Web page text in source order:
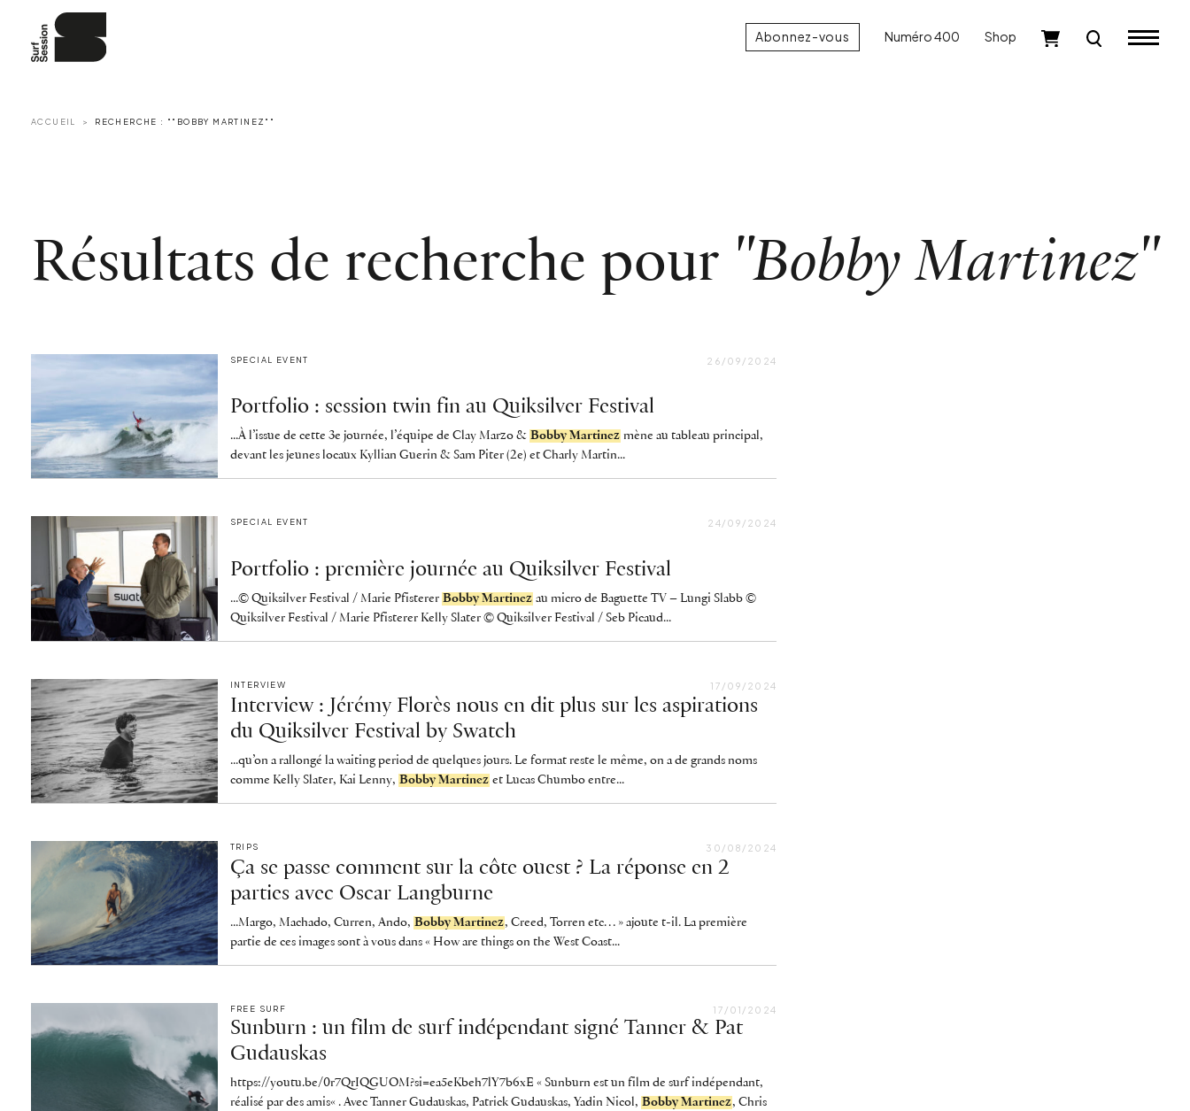
Abonnez-vous Numéro 400 Shop
ACCUEIL RECHERCHE : ""BOBBY MARTINEZ""
Résultats de recherche pour "Bobby Martinez"
SPECIAL EVENT 26/09/2024
Portfolio : session twin fin au Quiksilver Festival
...À l’issue de cette 3e journée, l’équipe de Clay Marzo & Bobby Martinez mène au tableau principal,
devant les jeunes locaux Kyllian Guerin & Sam Piter (2e) et Charly Martin...
SPECIAL EVENT 24/09/2024
Portfolio : première journée au Quiksilver Festival
...© Quiksilver Festival / Marie Pfisterer Bobby Martinez au micro de Baguette TV – Lungi Slabb ©
Quiksilver Festival / Marie Pfisterer Kelly Slater © Quiksilver Festival / Seb Picaud...
INTERVIEW 17/09/2024
Interview : Jérémy Florès nous en dit plus sur les aspirations
du Quiksilver Festival by Swatch
...qu’on a rallongé la waiting period de quelques jours. Le format reste le même, on a de grands noms
comme Kelly Slater, Kai Lenny, Bobby Martinez et Lucas Chumbo entre...
TRIPS 30/08/2024
Ça se passe comment sur la côte ouest ? La réponse en 2
parties avec Oscar Langburne
...Margo, Machado, Curren, Ando, Bobby Martinez, Creed, Torren etc… » ajoute t-il. La première
partie de ces images sont à vous dans « How are things on the West Coast...
FREE SURF 17/01/2024
Sunburn : un film de surf indépendant signé Tanner & Pat
Gudauskas
https://youtu.be/0r7QrIQGUOM?si=ea5eKbeh7lY7b6xE « Sunburn est un film de surf indépendant,
réalisé par des amis« . Avec Tanner Gudauskas, Patrick Gudauskas, Yadin Nicol, Bobby Martinez, Chris